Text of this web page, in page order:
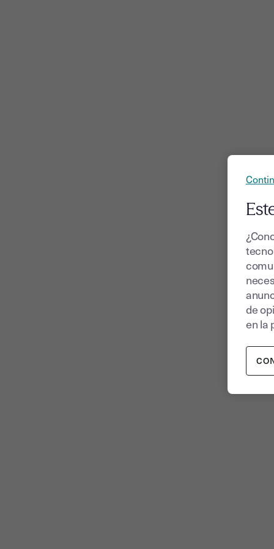
de
en la